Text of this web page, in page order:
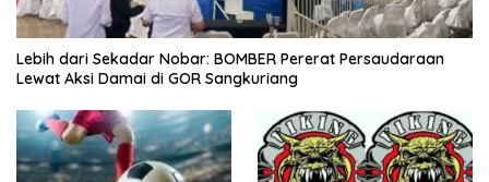
Lebih dari Sekadar Nobar: BOMBER Pererat Persaudaraan
Lewat Aksi Damai di GOR Sangkuriang